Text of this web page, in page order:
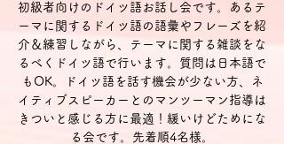
初級者向けのドイツ語お話し会です。あるテ
ーマに関するドイツ語の語彙やフレーズを紹
介＆練習しながら、テーマに関する雑談をな
るべくドイツ語で行います。質問は日本語で
もOK。ドイツ語を話す機会が少ない方、ネ
イティブスピーカーとのマンツーマン指導は
きついと感じる方に最適！緩いけどためにな
る会です。先着順4名様。